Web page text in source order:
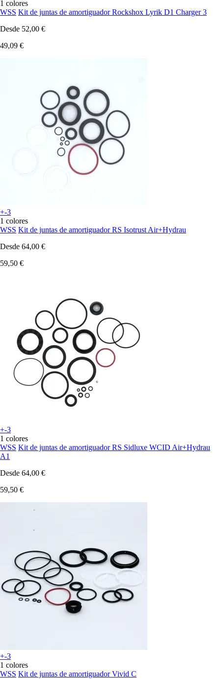
1 colores
WSS Kit de juntas de amortiguador Rockshox Lyrik D1 Charger 3
Desde 52,00 €
49,09 €
+-3
1 colores
WSS Kit de juntas de amortiguador RS Isotrust Air+Hydrau
Desde 64,00 €
59,50 €
+-3
1 colores
WSS Kit de juntas de amortiguador RS Sidluxe WCID Air+Hydrau
A1
Desde 64,00 €
59,50 €
+-3
1 colores
WSS Kit de juntas de amortiguador Vivid C